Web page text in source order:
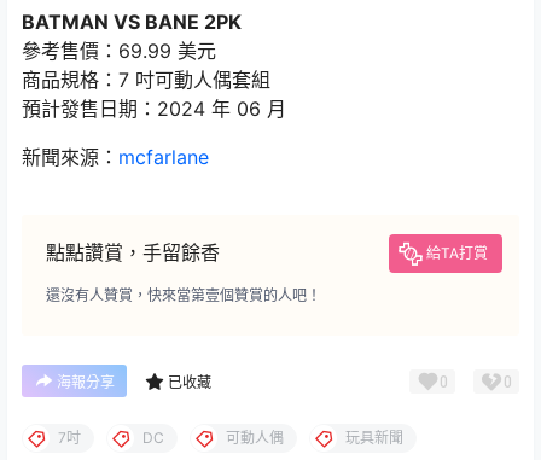
BATMAN VS BANE 2PK
參考售價：69.99 美元
商品規格：7 吋可動人偶套組
預計發售日期：2024 年 06 月
新聞來源： mcfarlane
點點讚賞，手留餘香 給TA打賞
還沒有人贊賞，快來當第壹個贊賞的人吧！
海報分享 已收藏 0 0
7吋 DC 可動人偶 玩具新聞